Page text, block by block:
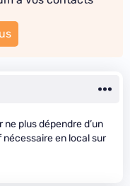
plus dépendre d’un
nécessaire en local sur